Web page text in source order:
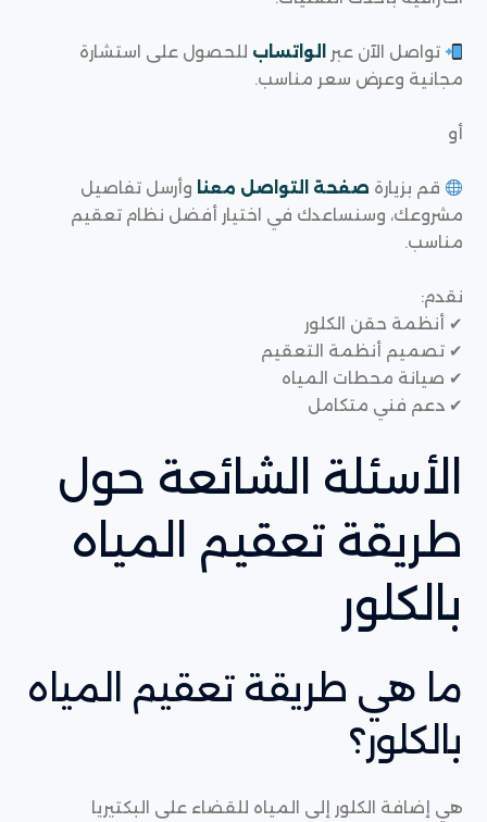
تواصل الآن عبر الواتساب للحصول على استشارة
مجانية وعرض سعر مناسب.
أو
قم بزيارة صفحة التواصل معنا وأرسل تفاصيل
مشروعك، وسنساعدك في اختيار أفضل نظام تعقيم
مناسب.
نقدم:
✔ أنظمة حقن الكلور
✔ تصميم أنظمة التعقيم
✔ صيانة محطات المياه
✔ دعم فني متكامل
الأسئلة الشائعة حول
طريقة تعقيم المياه
بالكلور
ما هي طريقة تعقيم المياه
بالكلور؟
هي إضافة الكلور إلى المياه للقضاء على البكتيريا